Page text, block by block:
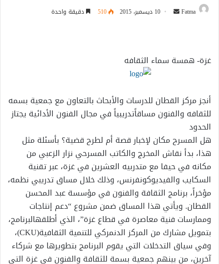
Fatma
أرسل 10 ديسمبر، 2015 510 دقيقة واحدة
غزة- همسة سماء الثقافه
أنجز مركز القطان للدرسات والأبحاث بالتعاون مع جمعية بسمه
للثقافه والفنون مساقاًتدريبياً في مجال الفنون الأدائية يجتاز
الحدود
هل المسرح مكان لإخبار قصة أم لطرح قضية؟ بأسئلة مثل
هذا، بدأ نقاش المخرج والكاتب المسرحي نزار الزعبي من
مكانه في حيفا مع متدربيه العشرين في غزة، عبر تقنية
السكايب والفيديوكونفرنس، وذلك خلال مساق تدريبي نظمه،
مؤخراً، برنامج الثقافة والفنون في مؤسسة عبد المحسن
القطان. ويأتي هذا المساق ضمن مشروع “دعم إنتاجات
وممارسات فنية معاصرة في قطاع غزة”، الذي أطلقهالبرنامج،
بتمويل مشارك من المركز الدنمركي للتنمية الثقافية(CKU)،
وفي سياق التدخلات التي يقوم البرنامج بتطويرها مع شركاء
آخرين، من بينهم جمعية بسمة للثقافة والفنون في غزة التي